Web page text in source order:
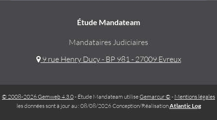
Étude Mandateam
Mandataires Judiciaires
9 rue Henry Ducy - BP 981 - 27009 Evreux
© 2008-2026 Gemweb 4.3.0- Étude Mandateam utiliseGemarcur © - Mentions légales
les données sont à jour au : 08/08/2026 Conception/RéalisationAtlantic Log